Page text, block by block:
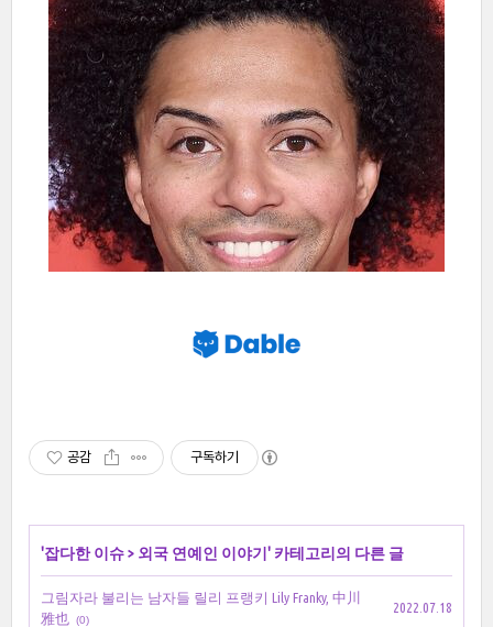
공감 구독하기
'잡다한 이슈> 외국 연예인 이야기 ' 카테고리의 다른 글
그림자라 불리는 남자들 릴리 프랭키 Lily Franky, 中川
雅也 (0)
2022.07.18